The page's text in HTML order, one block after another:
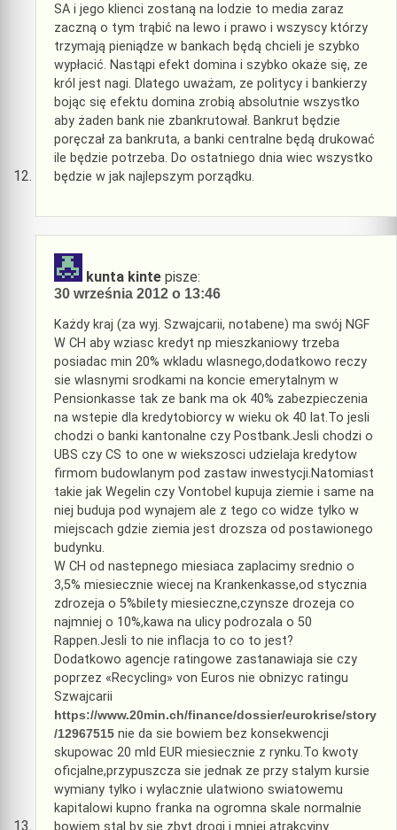
SA i jego klienci zostaną na lodzie to media zaraz
zaczną o tym trąbić na lewo i prawo i wszyscy którzy
trzymają pieniądze w bankach będą chcieli je szybko
wypłacić. Nastąpi efekt domina i szybko okaże się, ze
król jest nagi. Dlatego uważam, ze politycy i bankierzy
bojąc się efektu domina zrobią absolutnie wszystko
aby żaden bank nie zbankrutował. Bankrut będzie
poręczał za bankruta, a banki centralne będą drukować
ile będzie potrzeba. Do ostatniego dnia wiec wszystko
będzie w jak najlepszym porządku.
kunta kinte pisze:
30 września 2012 o 13:46
Każdy kraj (za wyj. Szwajcarii, notabene) ma swój NGF
W CH aby wziasc kredyt np mieszkaniowy trzeba
posiadac min 20% wkladu wlasnego,dodatkowo reczy
sie wlasnymi srodkami na koncie emerytalnym w
Pensionkasse tak ze bank ma ok 40% zabezpieczenia
na wstepie dla kredytobiorcy w wieku ok 40 lat.To jesli
chodzi o banki kantonalne czy Postbank.Jesli chodzi o
UBS czy CS to one w wiekszosci udzielaja kredytow
firmom budowlanym pod zastaw inwestycji.Natomiast
takie jak Wegelin czy Vontobel kupuja ziemie i same na
niej buduja pod wynajem ale z tego co widze tylko w
miejscach gdzie ziemia jest drozsza od postawionego
budynku.
W CH od nastepnego miesiaca zaplacimy srednio o
3,5% miesiecznie wiecej na Krankenkasse,od stycznia
zdrozeja o 5%bilety miesieczne,czynsze drozeja co
najmniej o 10%,kawa na ulicy podrozala o 50
Rappen.Jesli to nie inflacja to co to jest?
Dodatkowo agencje ratingowe zastanawiaja sie czy
poprzez «Recycling» von Euros nie obnizyc ratingu
Szwajcarii
https://www.20min.ch/finance/dossier/eurokrise/story
/12967515 nie da sie bowiem bez konsekwencji
skupowac 20 mld EUR miesiecznie z rynku.To kwoty
oficjalne,przypuszcza sie jednak ze przy stalym kursie
wymiany tylko i wylacznie ulatwiono swiatowemu
kapitalowi kupno franka na ogromna skale normalnie
bowiem stal by sie zbyt drogi i mniej atrakcyjny.